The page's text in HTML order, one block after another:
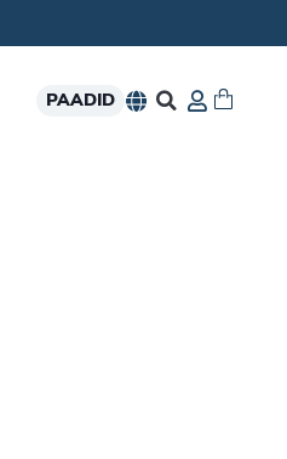
PAADID